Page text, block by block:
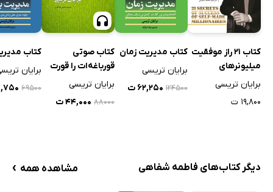
کتاب 21 راز موفقیت
میلیونرهای
خودساخته
برایان تریسی
۱۹,۸۰۰ ت
کتاب مدیریت زمان
برایان تریسی
۱۲۴۵۰۰ ۶۲,۲۵۰ ت
کتاب صوتی
قورباغه‌ات را قورت
بده
برایان تریسی
۸۸۰۰۰ ۴۴,۰۰۰ ت
کتاب
برایان
۶۹۵۰۰
دیگر کتاب‌های فاطمه شفاهی مشاهده همه ›